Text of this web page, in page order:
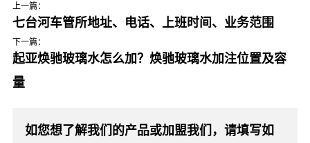
上一篇：
七台河车管所地址、电话、上班时间、业务范围
下一篇：
起亚焕驰玻璃水怎么加？焕驰玻璃水加注位置及容
量
如您想了解我们的产品或加盟我们，请填写如